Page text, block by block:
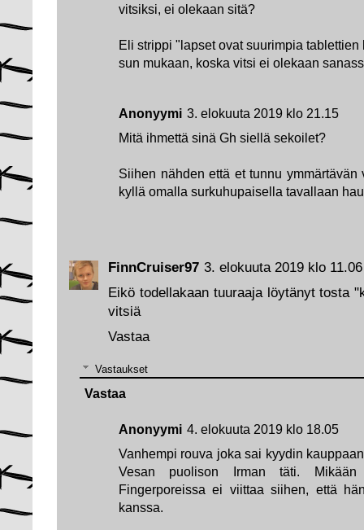
FinnCruiser97 3. elokuuta 2019 klo 11.06
Eikö todellakaan tuuraaja löytänyt tosta
vitsiä
Vastaa
Vastaukset
Anonyymi 4. elokuuta 2019 klo 18.05
Vanhempi rouva joka sai kyydin
Vesan puolison Irman täti.
Fingerporeissa ei viittaa siihen, että
kanssa.
Vastaa
vitsiksi, ei olekaan sitä?
Eli strippi "lapset ovat suurimpia
sun mukaan, koska vitsi ei olekaan
Anonyymi 3. elokuuta 2019 klo 21.15
Mitä ihmettä sinä Gh siellä sekoilet?
Siihen nähden että et tunnu
kyllä omalla surkuhupaisella tavallaan